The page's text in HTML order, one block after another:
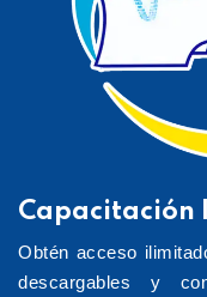
Capacitación
Obtén acceso
descargables y